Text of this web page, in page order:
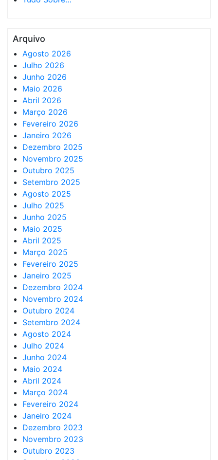
Arquivo
Agosto 2026
Julho 2026
Junho 2026
Maio 2026
Abril 2026
Março 2026
Fevereiro 2026
Janeiro 2026
Dezembro 2025
Novembro 2025
Outubro 2025
Setembro 2025
Agosto 2025
Julho 2025
Junho 2025
Maio 2025
Abril 2025
Março 2025
Fevereiro 2025
Janeiro 2025
Dezembro 2024
Novembro 2024
Outubro 2024
Setembro 2024
Agosto 2024
Julho 2024
Junho 2024
Maio 2024
Abril 2024
Março 2024
Fevereiro 2024
Janeiro 2024
Dezembro 2023
Novembro 2023
Outubro 2023